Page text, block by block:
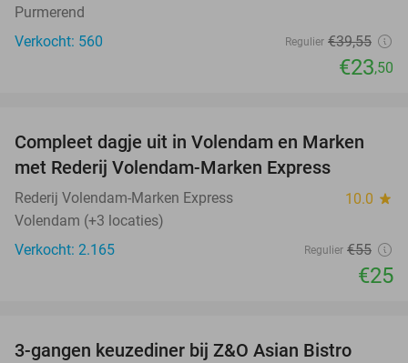
Purmerend
Verkocht: 560
Regulier €39,55
€23,50
55%
Compleet dagje uit in Volendam en Marken
met Rederij Volendam-Marken Express
Rederij Volendam-Marken Express 10.0 star
Volendam (+3 locaties)
Verkocht: 2.165
Regulier €55
€25
3-gangen keuzediner bij Z&O Asian Bistro